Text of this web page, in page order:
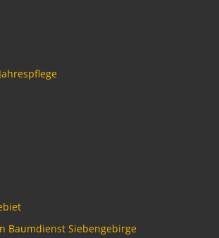
Baumdienst Siebengebirge